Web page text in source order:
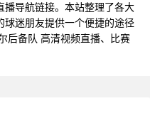
播导航链接。本站整理了各大
球迷朋友提供一个便捷的途径
后备队 高清视频直播、比赛